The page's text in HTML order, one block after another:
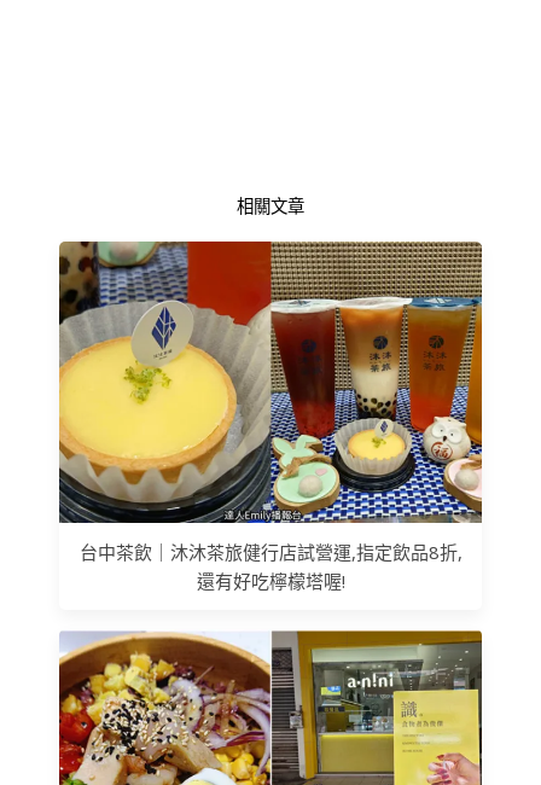
相關文章
台中茶飲｜沐沐茶旅健行店試營運,指定飲品8折,
還有好吃檸檬塔喔!